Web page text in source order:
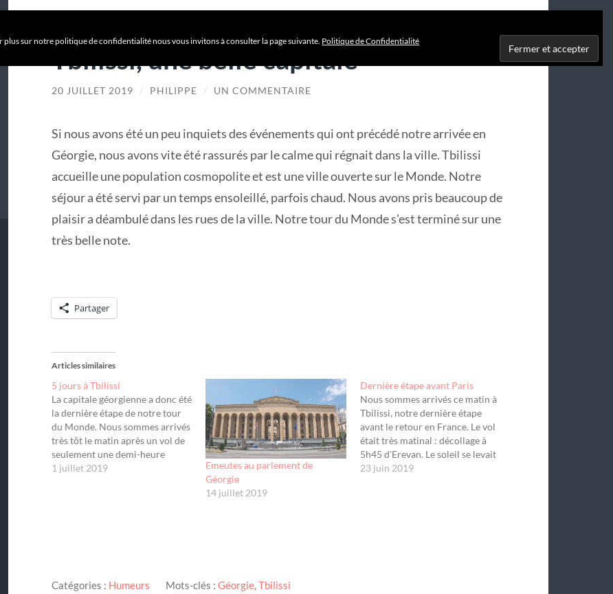
Tbilissi, une belle capitale
20 JUILLET 2019 / PHILIPPE / UN COMMENTAIRE
Si nous avons été un peu inquiets des événements qui ont précédé notre arrivée en
Géorgie, nous avons vite été rassurés par le calme qui régnait dans la ville. Tbilissi
accueille une population cosmopolite et est une ville ouverte sur le Monde. Notre
séjour a été servi par un temps ensoleillé, parfois chaud. Nous avons pris beaucoup de
plaisir a déambulé dans les rues de la ville. Notre tour du Monde s’est terminé sur une
très belle note.
Partager
Articles similaires
5 jours à Tbilissi
La capitale géorgienne a donc été
la dernière étape de notre tour
du Monde. Nous sommes arrivés
très tôt le matin après un vol de
seulement une demi-heure
depuis Erevan. Nous aurions pu
1 juillet 2019
Emeutes au parlement de
Géorgie
14 juillet 2019
Dernière étape avant Paris
Nous sommes arrivés ce matin à
Tbilissi, notre dernière étape
avant le retour en France. Le vol
était très matinal : décollage à
5h45 d'Erevan. Le soleil se levait
quand nous avons décollé. Nous
23 juin 2019
Catégories : Humeurs Mots-clés : Géorgie,Tbilissi
sur notre politique de confidentialité nous vous invitons à consulter la page suivante. Politique de Confidentialité